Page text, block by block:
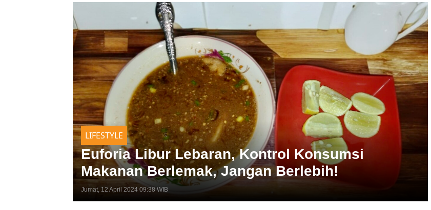
LIFESTYLE
Euforia Libur Lebaran, Kontrol Konsumsi
Makanan Berlemak, Jangan Berlebih!
Jumat, 12 April 2024 09:38 WIB